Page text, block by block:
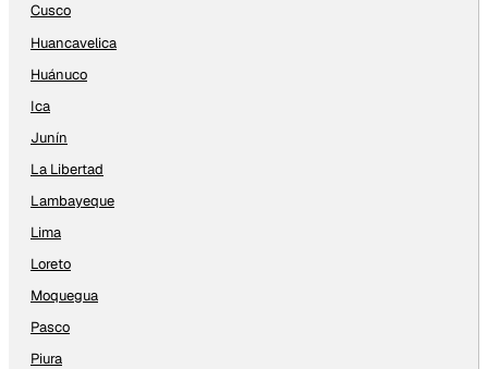
Cusco
Huancavelica
Huánuco
Ica
Junín
La Libertad
Lambayeque
Lima
Loreto
Moquegua
Pasco
Piura